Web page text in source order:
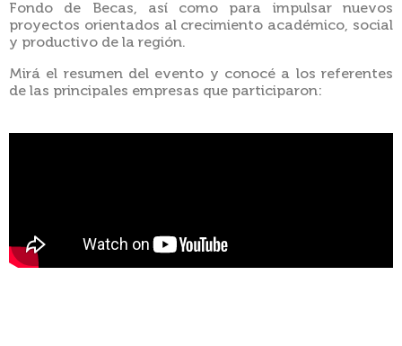
Fondo de Becas, así como para impulsar nuevos
proyectos orientados al crecimiento académico, social
y productivo de la región.
Mirá el resumen del evento y conocé a los referentes
de las principales empresas que participaron: